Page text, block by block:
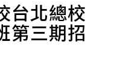
台北總校
第三期招